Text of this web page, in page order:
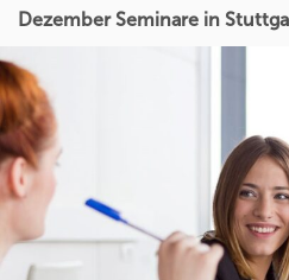
Dezember Seminare in